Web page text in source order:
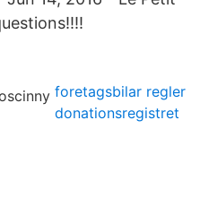
foretagsbilar regler
donationsregistret